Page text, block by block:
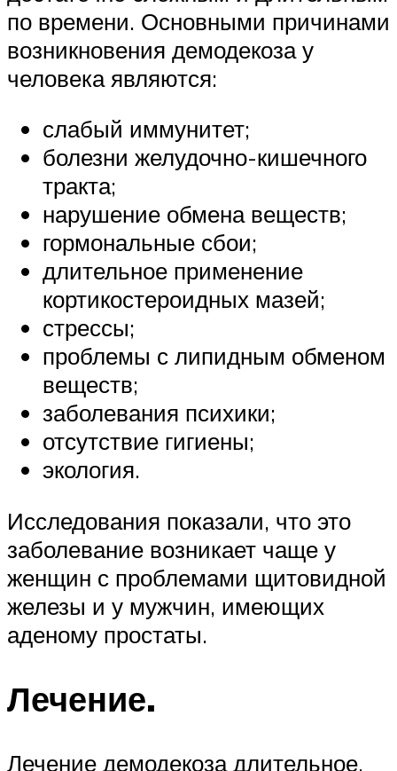
по времени. Основными причинами
возникновения демодекоза у
человека являются:
слабый иммунитет;
болезни желудочно-кишечного
тракта;
нарушение обмена веществ;
гормональные сбои;
длительное применение
кортикостероидных мазей;
стрессы;
проблемы с липидным обменом
веществ;
заболевания психики;
отсутствие гигиены;
экология.
Исследования показали, что это
заболевание возникает чаще у
женщин с проблемами щитовидной
железы и у мужчин, имеющих
аденому простаты.
Лечение.
Лечение демодекоза длительное,